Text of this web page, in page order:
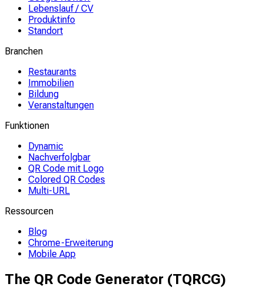
Lebenslauf / CV
Produktinfo
Standort
Branchen
Restaurants
Immobilien
Bildung
Veranstaltungen
Funktionen
Dynamic
Nachverfolgbar
QR Code mit Logo
Colored QR Codes
Multi-URL
Ressourcen
Blog
Chrome-Erweiterung
Mobile App
The QR Code Generator (TQRCG)